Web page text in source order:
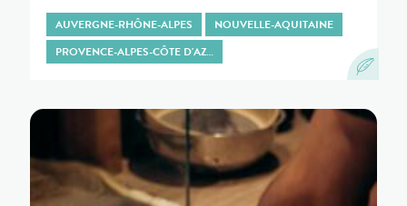
AUVERGNE-RHÔNE-ALPES
NOUVELLE-AQUITAINE
PROVENCE-ALPES-CÔTE D'AZ…